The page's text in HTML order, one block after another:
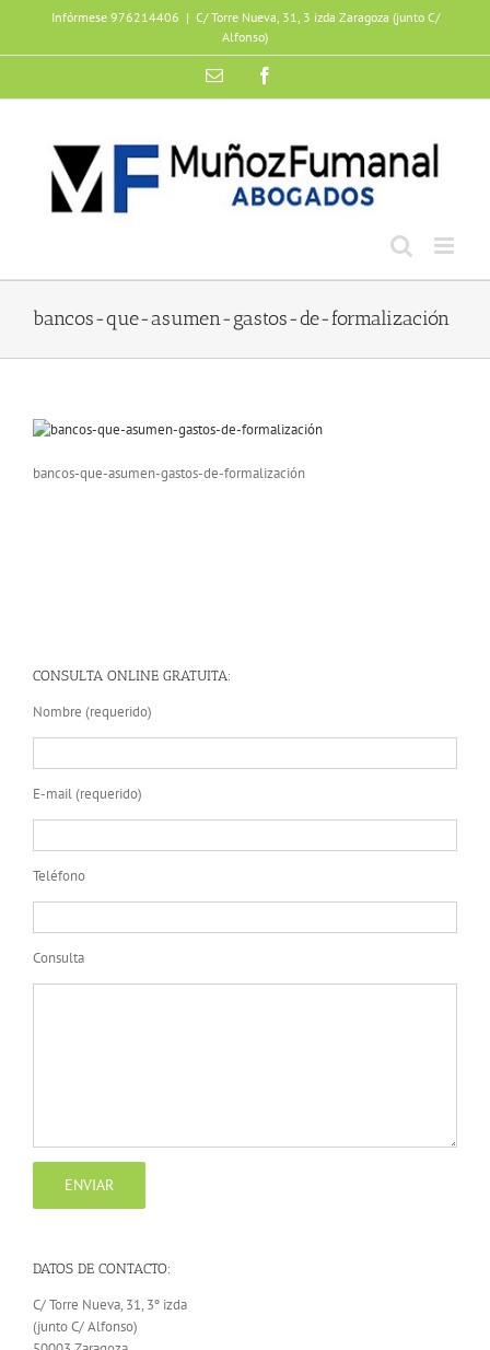
content
Infórmese 976214406 | C/ Torre Nueva, 31, 3 izda Zaragoza (junto C/
Alfonso)
Email
bancos-que-asumen-gastos-de-formalización
bancos-que-asumen-gastos-de-formalización
CONSULTA ONLINE GRATUITA:
Nombre (requerido)
E-mail (requerido)
Teléfono
Consulta
DATOS DE CONTACTO:
C/ Torre Nueva, 31, 3º izda
(junto C/ Alfonso)